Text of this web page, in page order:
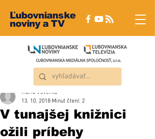
Ľubovnianske
noviny a TV
V tunajšej knižnici
ožili príbehy
Mário Veverka
13. 10. 2018 Minut čtení: 2